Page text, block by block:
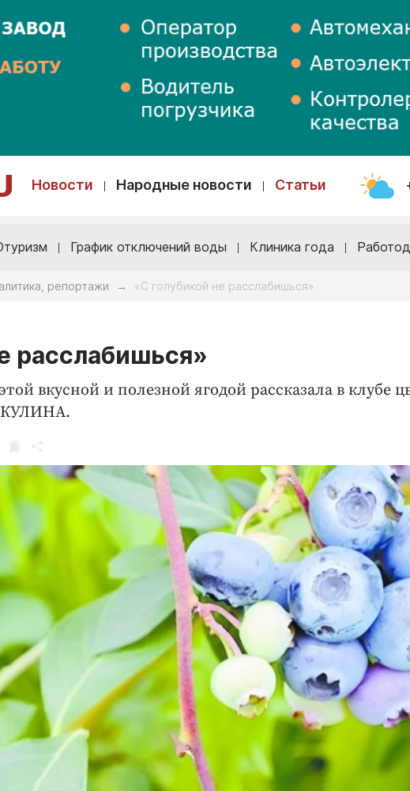
Новости Народные новости Статьи
График отключений воды Клиника года
репортажи → «С голубикой не расслабишься»
расслабишься»
вкусной и полезной ягодой рассказала в клубе